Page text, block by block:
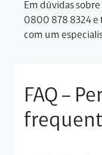
Em dúvidas
0800 878 8324 e
com um
FAQ –